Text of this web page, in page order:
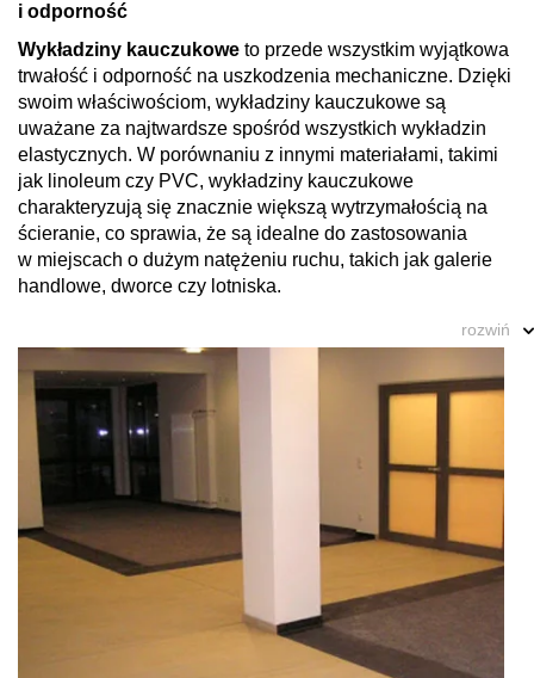
i odporność
Wykładziny kauczukowe to przede wszystkim wyjątkowa
trwałość i odporność na uszkodzenia mechaniczne. Dzięki
swoim właściwościom, wykładziny kauczukowe są
uważane za najtwardsze spośród wszystkich wykładzin
elastycznych. W porównaniu z innymi materiałami, takimi
jak linoleum czy PVC, wykładziny kauczukowe
charakteryzują się znacznie większą wytrzymałością na
ścieranie, co sprawia, że są idealne do zastosowania
w miejscach o dużym natężeniu ruchu, takich jak galerie
handlowe, dworce czy lotniska.
Wykładziny kauczukowe - inwestycja na lata
Choćwykładziny kauczukowe
mają relatywnie wyższy
koszt zakupu, warto zainwestować w nie ze względu na
ich długowieczność, łatwość pielęgnacji oraz wydłużony
okres użytkowania. Decydując się na tego rodzaju
podłogę, można być pewnym, że wykładziny kauczukowe
będą służyć przez wiele lat, co sprawia, że jest to
inwestycja przyszłościowa.
Warto również podkreślić, że wykładziny kauczukowe są
produktem ekologicznym, wykonanym w 100%
z naturalnych składników. Dzięki temu, wykładziny
kauczukowe są odpowiednie do zastosowania
rozwiń